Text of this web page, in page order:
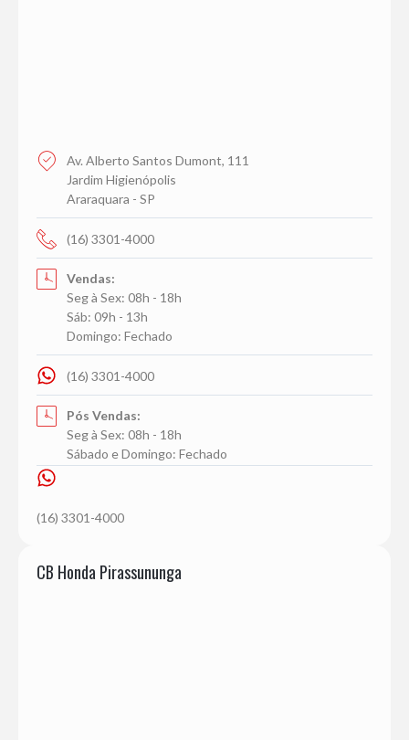
Av. Alberto Santos Dumont, 111
Jardim Higienópolis
Araraquara - SP
(16) 3301-4000
Vendas:
Seg à Sex: 08h - 18h
Sáb: 09h - 13h
Domingo: Fechado
(16) 3301-4000
Pós Vendas:
Seg à Sex: 08h - 18h
Sábado e Domingo: Fechado
(16) 3301-4000
CB Honda Pirassununga